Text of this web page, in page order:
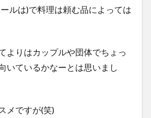
ルは)で料理は頼む品によっては
よりはカップルや団体でちょっ
いているかなーとは思いまし
メですが(笑)